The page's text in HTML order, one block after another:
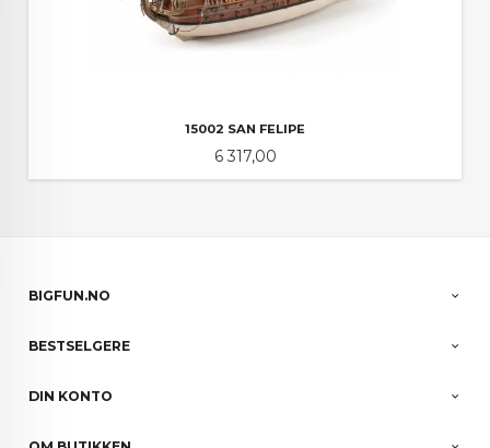
15002 SAN FELIPE
Pris
6 317,00
BIGFUN.NO
BESTSELGERE
DIN KONTO